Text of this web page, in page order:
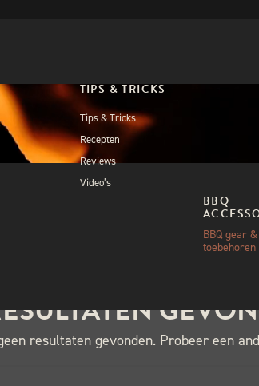
BBQ
BBQ gear &
toebehoren
TIPS & TRICKS
Tips & Tricks
Recepten
Reviews
Video’s
resultaten gevonden. Probeer een